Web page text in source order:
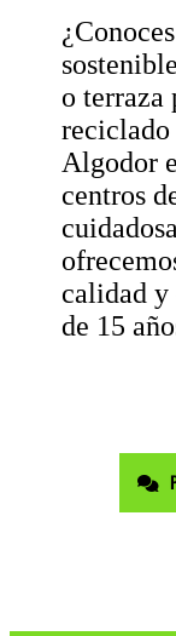
o terraza
reciclado
Algodor
centros
calidad y
de 15